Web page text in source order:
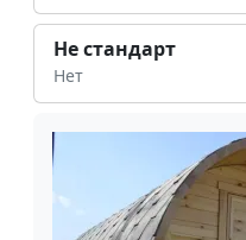
Не стандарт
Нет